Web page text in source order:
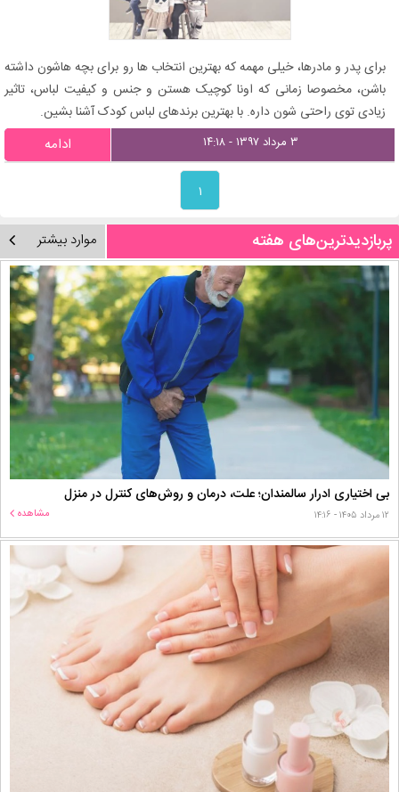
برای پدر و مادرها، خیلی مهمه که بهترین انتخاب ها رو برای بچه هاشون داشته
باشن، مخصوصا زمانی که اونا کوچیک هستن و جنس و کیفیت لباس، تاثیر
زیادی توی راحتی شون داره. با بهترین برندهای لباس کودک آشنا بشین.
۳ مرداد ۱۳۹۷ - ۱۴:۱۸ ادامه
۱
پربازدیدترین‌های هفته موارد بیشتر
بی اختیاری ادرار سالمندان؛ علت، درمان و روش‌های کنترل در منزل
۱۲ مرداد ۱۴۰۵ - ۱۴:۱۶ مشاهده